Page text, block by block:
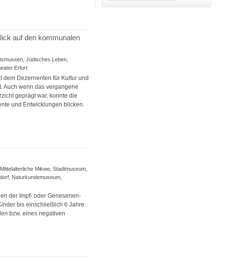
auf den kommunalen
Jüdisches Leben,
Erfurt
dem Dezernenten für Kultur und
Auch wenn das vergangene
geprägt war, konnte die
und Entwicklungen blicken.
Mikwe, Stadtmuseum,
Naturkundemuseum,
der Impf- oder Genesenen-
bis einschließlich 6 Jahre
bzw. eines negativen